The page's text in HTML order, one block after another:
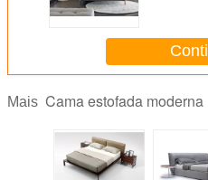
Mais Cama estofada moderna